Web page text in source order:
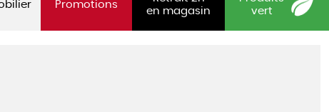
Promotions
en magasin
vert